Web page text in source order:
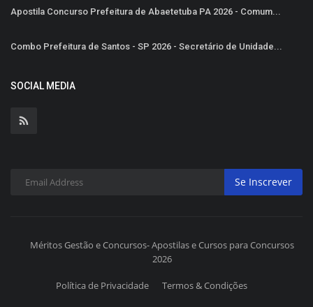
Apostila Concurso Prefeitura de Abaetetuba PA 2026 - Comum...
Combo Prefeitura de Santos - SP 2026 - Secretário de Unidade...
SOCIAL MEDIA
Se Inscrever
Méritos Gestão e Concursos- Apostilas e Cursos para Concursos
2026
Política de Privacidade Termos & Condições